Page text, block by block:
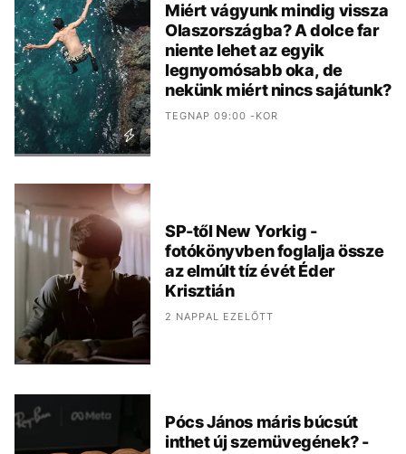
Miért vágyunk mindig vissza
Olaszországba? A dolce far
niente lehet az egyik
legnyomósabb oka, de
nekünk miért nincs sajátunk?
TEGNAP 09:00 -KOR
SP-től New Yorkig -
fotókönyvben foglalja össze
az elmúlt tíz évét Éder
Krisztián
2 NAPPAL EZELŐTT
Pócs János máris búcsút
inthet új szemüvegének? -